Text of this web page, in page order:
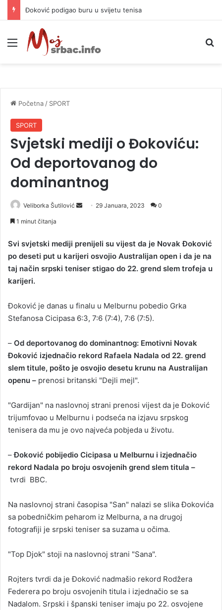
APIF izgubio spor sa komšijama, mora platiti 10.000 KM
Meni
Početna / SPORT
SPORT
Svjetski mediji o Đokoviću:
Od deportovanog do
dominantnog
Veliborka Šutilović
d
a
n
29 Januara, 2023 0
1 minut čitanja
Svi svjetski mediji prenijeli su vijest da je Novak Đoković
po deseti put u karijeri osvojio Australijan open i da je na
taj način srpski teniser stigao do 22. grend slem trofeja u
karijeri.
Đoković je danas u finalu u Melburnu pobedio Grka
Stefanosa Cicipasa 6:3, 7:6 (7:4), 7:6 (7:5).
– Od deportovanog do dominantnog: Emotivni Novak
Đoković izjednačio rekord Rafaela Nadala od 22. grend
slem titule, pošto je osvojio desetu krunu na Australijan
openu – prenosi britanski "Dejli mejl".
"Gardijan" na naslovnoj strani prenosi vijest da je Đoković
trijumfovao u Melburnu i podseća na izjavu srpskog
tenisera da mu je ovo najveća pobjeda u životu.
–Đoković pobijedio Cicipasa u Melburnu i izjednačio
rekord Nadala po broju osvojenih grend slem titula –
tvrdi BBC.
Na naslovnoj strani časopisa "San" nalazi se slika Đokovića
sa pobedničkim peharom iz Melburna, a na drugoj
fotografiji je srpski teniser sa suzama u očima.
"Top Djok" stoji na naslovnoj strani "Sana".
Rojters tvrdi da je Đoković nadmašio rekord Rodžera
Federera po broju osvojenih titula i izjednačio se sa
Nadalom. Srpski i španski teniser imaju po 22. osvojene